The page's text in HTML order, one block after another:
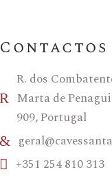
Contactos
R. dos
Marta de
909, Portugal
+351 254 810 313